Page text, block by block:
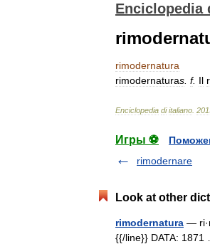
Enciclopedia
rimodernatura
rimodernaturas f. Il
Enciclopedia di italiano
Игры ⚽
rimodernare
Look at other
rimodernatura —
{{/line}} DATA: